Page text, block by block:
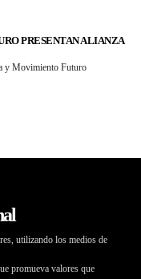
PRESENTAN ALIANZA
y Movimiento Futuro
utilizando los medios de
promueva valores que